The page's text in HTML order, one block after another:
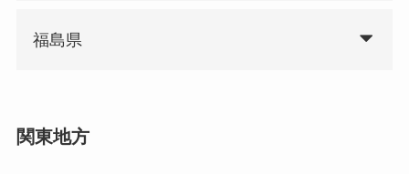
福島県
関東地方